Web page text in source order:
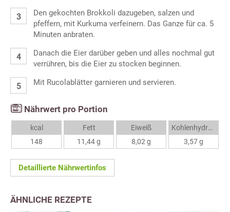
Den gekochten Brokkoli dazugeben, salzen und
pfeffern, mit Kurkuma verfeinern. Das Ganze für ca. 5
Minuten anbraten.
Danach die Eier darüber geben und alles nochmal gut
verrühren, bis die Eier zu stocken beginnen.
Mit Rucolablätter garnieren und servieren.
Nährwert pro Portion
kcal
148
Fett
11,44 g
Eiweiß
8,02 g
Kohlenhydrate
3,57 g
Detaillierte Nährwertinfos
ÄHNLICHE REZEPTE